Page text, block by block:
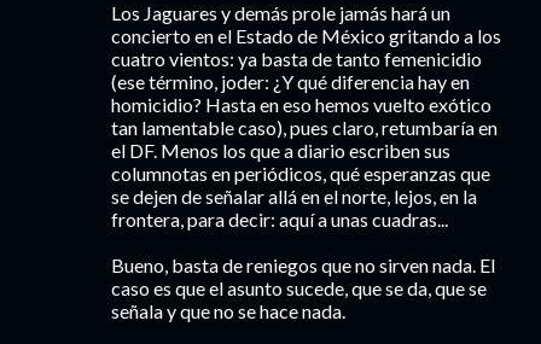
Los Jaguares y demás prole jamás hará un
concierto en el Estado de México gritando a los
cuatro vientos: ya basta de tanto femenicidio
(ese término, joder: ¿Y qué diferencia hay en
homicidio? Hasta en eso hemos vuelto exótico
tan lamentable caso), pues claro, retumbaría en
el DF. Menos los que a diario escriben sus
columnotas en periódicos, qué esperanzas que
se dejen de señalar allá en el norte, lejos, en la
frontera, para decir: aquí a unas cuadras...
Bueno, basta de reniegos que no sirven nada. El
caso es que el asunto sucede, que se da, que se
señala y que no se hace nada.